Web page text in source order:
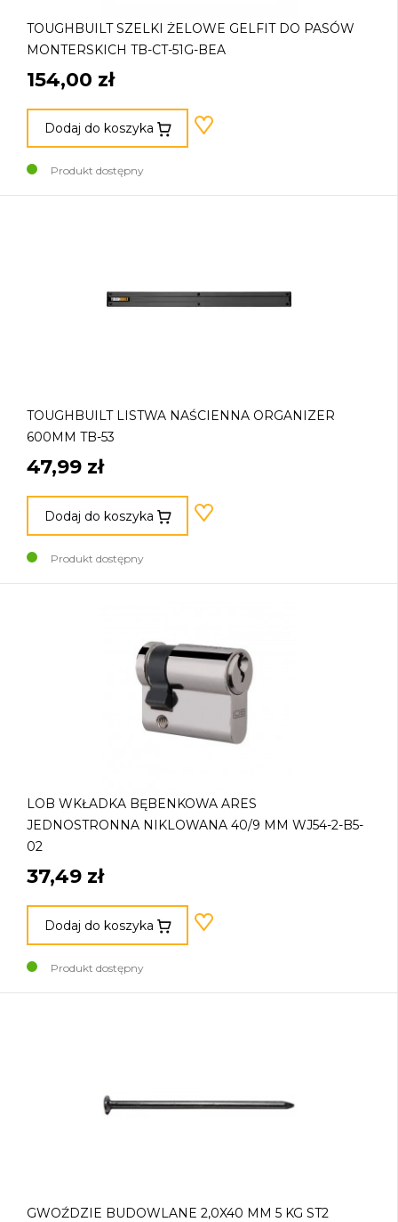
TOUGHBUILT SZELKI ŻELOWE GELFIT DO PASÓW
MONTERSKICH TB-CT-51G-BEA
154,00 zł
Dodaj do koszyka
Produkt dostępny
TOUGHBUILT LISTWA NAŚCIENNA ORGANIZER
600MM TB-53
47,99 zł
Dodaj do koszyka
Produkt dostępny
LOB WKŁADKA BĘBENKOWA ARES
JEDNOSTRONNA NIKLOWANA 40/9 MM WJ54-2-B5-
02
37,49 zł
Dodaj do koszyka
Produkt dostępny
GWOŹDZIE BUDOWLANE 2,0X40 MM 5 KG ST2